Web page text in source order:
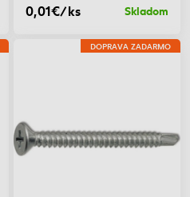
0,01€/ks Skladom
DOPRAVA ZADARMO